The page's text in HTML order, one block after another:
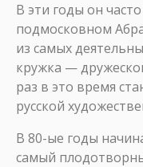
В эти годы он
подмосковном
из самых
кружка —
раз в это время
русской
В 80-ые годы
самый